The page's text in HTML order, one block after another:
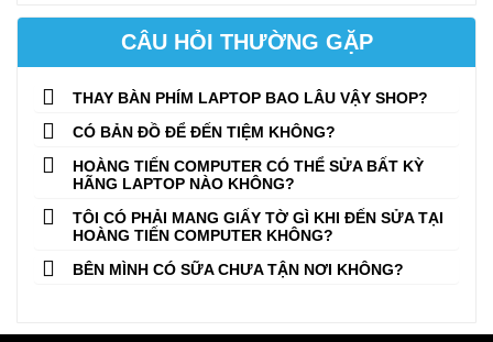
CÂU HỎI THƯỜNG GẶP
THAY BÀN PHÍM LAPTOP BAO LÂU VẬY SHOP?
CÓ BẢN ĐỒ ĐỂ ĐẾN TIỆM KHÔNG?
HOÀNG TIẾN COMPUTER CÓ THỂ SỬA BẤT KỲ
HÃNG LAPTOP NÀO KHÔNG?
TÔI CÓ PHẢI MANG GIẤY TỜ GÌ KHI ĐẾN SỬA TẠI
HOÀNG TIẾN COMPUTER KHÔNG?
BÊN MÌNH CÓ SỮA CHƯA TẬN NƠI KHÔNG?